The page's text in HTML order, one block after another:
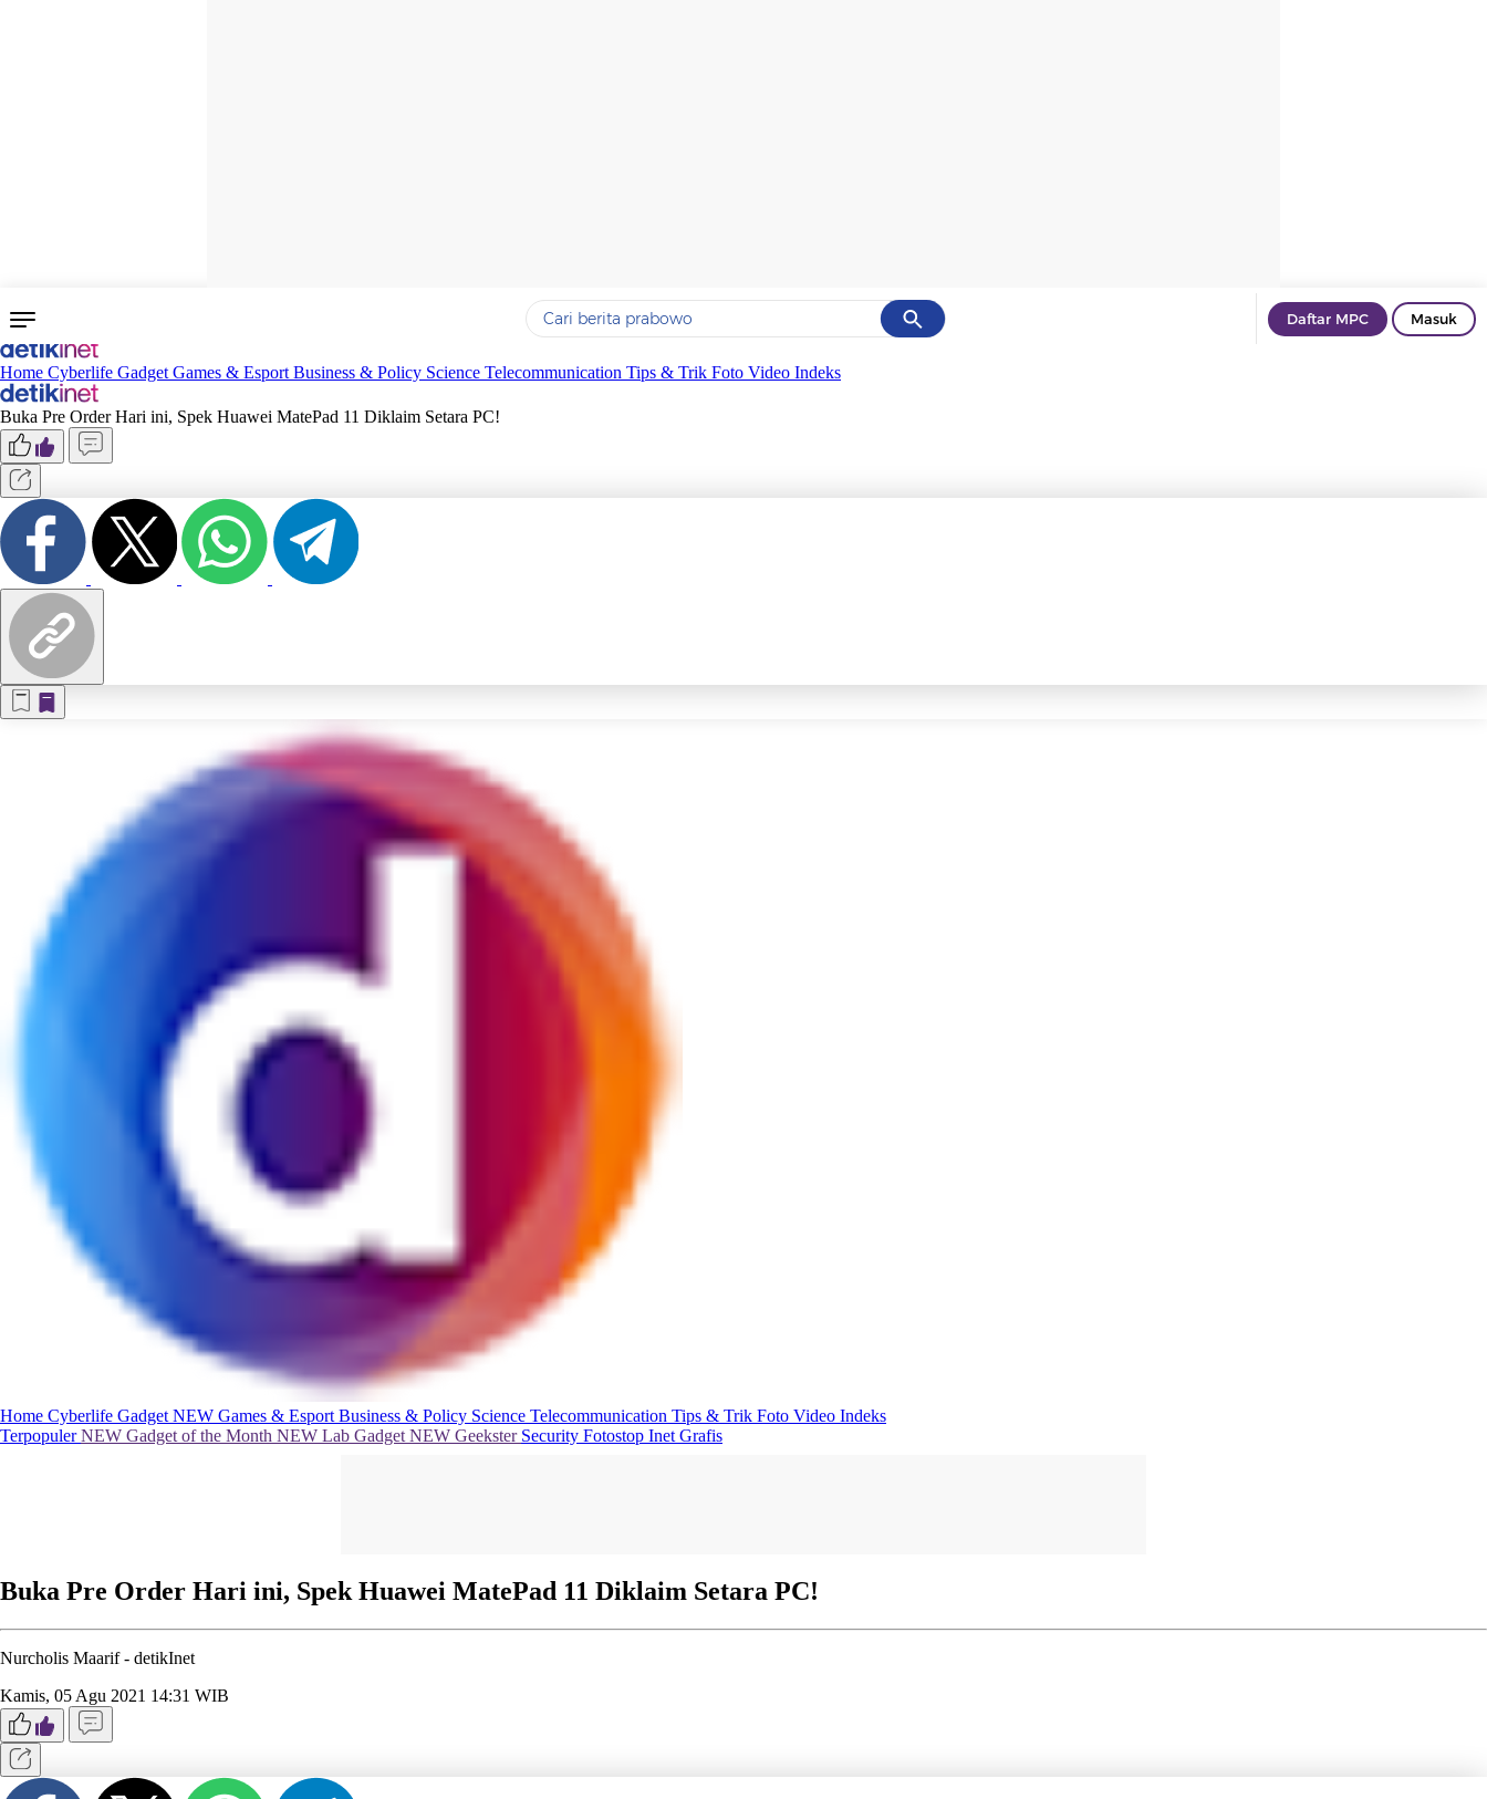
Cancel
Yang sedang ramai dicari
Terakhir yang dicari
Daftar MPC Masuk
Home Cyberlife Gadget Games & Esport Business & Policy Science Telecommunication Tips & Trik Foto Video Indeks
Buka Pre Order Hari ini, Spek Huawei MatePad 11 Diklaim Setara PC!
Home Cyberlife Gadget NEW Games & Esport Business & Policy Science Telecommunication Tips & Trik Foto Video Indeks
TerpopulerNEW Gadget of the Month NEW Lab Gadget NEW Geekster Security Fotostop Inet Grafis
Buka Pre Order Hari ini, Spek Huawei MatePad 11 Diklaim Setara PC!
Nurcholis Maarif - detikInet
Kamis, 05 Agu 2021 14:31 WIB